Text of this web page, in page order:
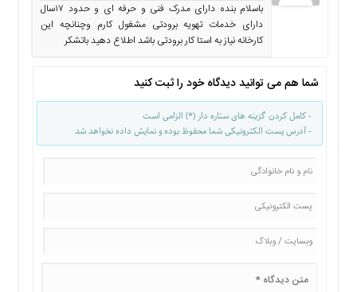
باسلام بنده دارای مدرک فنی و حرفه ای و حدود ۱۷سال
دارای خدمات تهویه برودتی مشغول کارم وچنانچه این
کارخانه نیاز به استا کار برودتی باشد اطلاع دهید باتشکر
شما هم می توانید دیدگاه خود را ثبت کنید
- کامل کردن گزینه های ستاره دار (*) الزامی است
- آدرس پست الکترونیکی شما محفوظ بوده و نمایش داده نخواهد شد